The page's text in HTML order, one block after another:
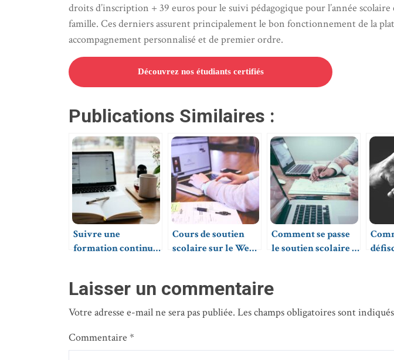
droits d’inscription + 39 euros pour le suivi pédagogique pour l’année
famille. Ces derniers assurent principalement le bon fonctionnement de la
accompagnement personnalisé et de premier ordre.
Découvrez nos étudiants certifiés
Publications Similaires :
Suivre une
formation continue :
Cours de soutien
scolaire sur le Web :
Comment se passe
le soutien scolaire à
Laisser un commentaire
Votre adresse e-mail ne sera pas publiée. Les champs obligatoires sont
Commentaire *